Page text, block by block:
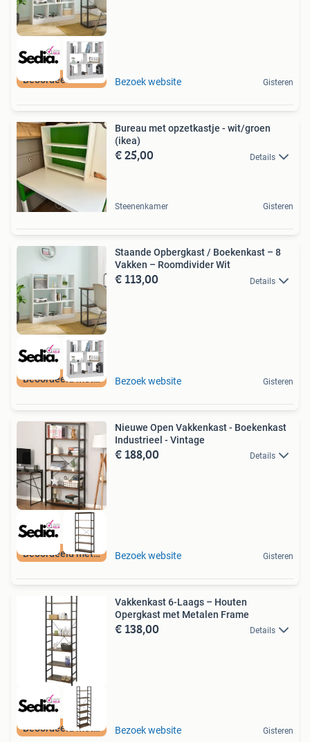
Beoordeeld met 9+ Bezoek website Gisteren
Bureau met opzetkastje - wit/groen
(ikea)
€ 25,00 Details
Steenenkamer Gisteren
Beoordeeld met 9+
Staande Opbergkast / Boekenkast – 8
Vakken – Roomdivider Wit
€ 113,00 Details
Bezoek website Gisteren
Beoordeeld met 9+
Nieuwe Open Vakkenkast - Boekenkast
Industrieel - Vintage
€ 188,00 Details
Bezoek website Gisteren
Beoordeeld met 9+
Vakkenkast 6-Laags – Houten
Opergkast met Metalen Frame
€ 138,00 Details
Bezoek website Gisteren